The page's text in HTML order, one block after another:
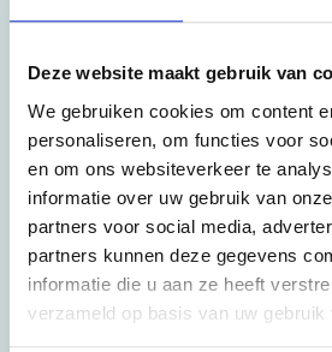
Deze website maakt gebruik van
We gebruiken cookies om content
personaliseren, om functies voor
en om ons websiteverkeer te
informatie over uw gebruik van
partners voor social media,
partners kunnen deze gegevens
informatie die u aan ze heeft
verzameld op basis van uw gebruik
zorgvuldig verplaatsen en
Dat geeft medewerkers een soepele
aanvullende diensten maken het
verplaatsen en echt operationeel
medewerkers kunnen daardoor
een nette, veilige en logisch
Contact opnemen
Voor een bedrijfsverhuizing in